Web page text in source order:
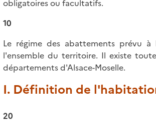
obligatoires ou facultatifs.
10
Le régime des abattements prévu à
l'ensemble du territoire. Il existe
départements d'Alsace-Moselle.
I. Définition de
20